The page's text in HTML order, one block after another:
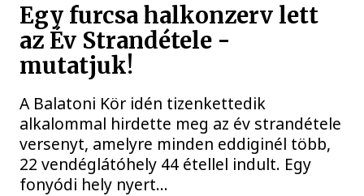
Egy furcsa halkonzerv lett
az Év Strandétele -
mutatjuk!
A Balatoni Kör idén tizenkettedik
alkalommal hirdette meg az év strandétele
versenyt, amelyre minden eddiginél több,
22 vendéglátóhely 44 étellel indult. Egy
fonyódi hely nyert...